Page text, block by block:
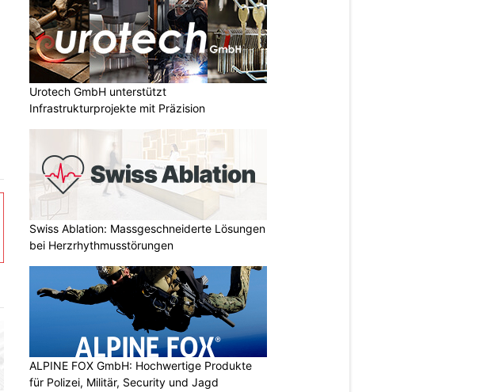
Urotech GmbH unterstützt
Infrastrukturprojekte mit Präzision
Swiss Ablation: Massgeschneiderte Lösungen
bei Herzrhythmusstörungen
ALPINE FOX GmbH: Hochwertige Produkte
für Polizei, Militär, Security und Jagd